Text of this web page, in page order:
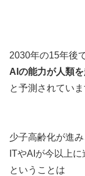
2030年の15年後
AIの能力が人類
と予測されていま
少子高齢化が進み
ITやAIが今以上に
ということは